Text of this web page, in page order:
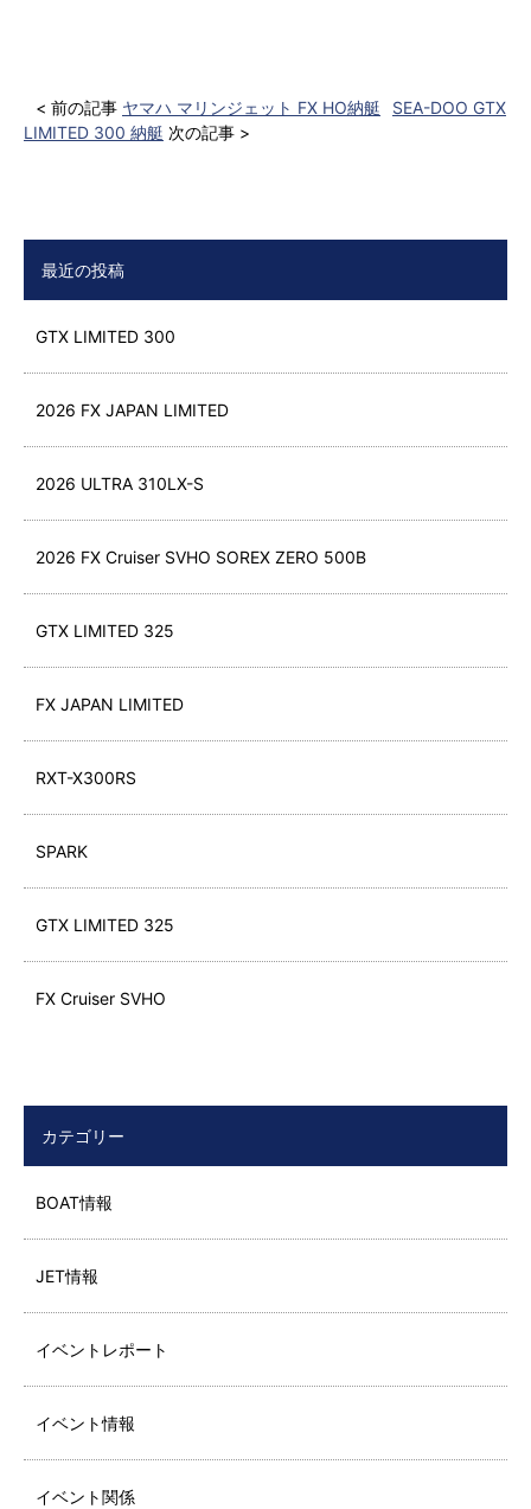
< 前の記事 ヤマハ マリンジェット FX HO納艇
SEA-DOO GTX
LIMITED 300 納艇 次の記事 >
最近の投稿
GTX LIMITED 300
2026 FX JAPAN LIMITED
2026 ULTRA 310LX-S
2026 FX Cruiser SVHO SOREX ZERO 500B
GTX LIMITED 325
FX JAPAN LIMITED
RXT-X300RS
SPARK
GTX LIMITED 325
FX Cruiser SVHO
カテゴリー
BOAT情報
JET情報
イベントレポート
イベント情報
イベント関係